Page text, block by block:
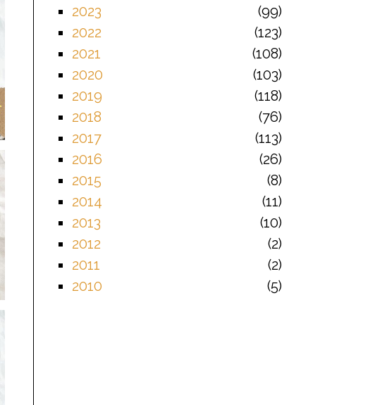
2023
99
2022
123
2021
108
2020
103
2019
118
2018
76
2017
113
2016
26
2015
8
2014
11
2013
10
2012
2
2011
2
2010
5